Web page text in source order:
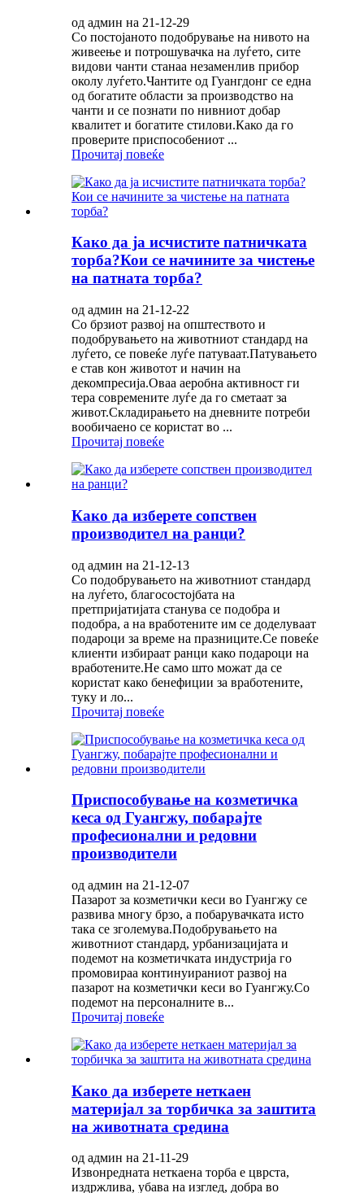
од админ на 21-12-29
Со постојаното подобрување на нивото на
живеење и потрошувачка на луѓето, сите
видови чанти станаа незаменлив прибор
околу луѓето.Чантите од Гуангдонг се една
од богатите области за производство на
чанти и се познати по нивниот добар
квалитет и богатите стилови.Како да го
проверите приспособениот ...
Прочитај повеќе
Како да ја исчистите патничката
торба?Кои се начините за чистење
на патната торба?
од админ на 21-12-22
Со брзиот развој на општеството и
подобрувањето на животниот стандард на
луѓето, се повеќе луѓе патуваат.Патувањето
е став кон животот и начин на
декомпресија.Оваа аеробна активност ги
тера современите луѓе да го сметаат за
живот.Складирањето на дневните потреби
вообичаено се користат во ...
Прочитај повеќе
Како да изберете сопствен
производител на ранци?
од админ на 21-12-13
Со подобрувањето на животниот стандард
на луѓето, благосостојбата на
претпријатијата станува се подобра и
подобра, а на вработените им се доделуваат
подароци за време на празниците.Се повеќе
клиенти избираат ранци како подароци на
вработените.Не само што можат да се
користат како бенефиции за вработените,
туку и ло...
Прочитај повеќе
Приспособување на козметичка
кеса од Гуангжу, побарајте
професионални и редовни
производители
од админ на 21-12-07
Пазарот за козметички кеси во Гуангжу се
развива многу брзо, а побарувачката исто
така се зголемува.Подобрувањето на
животниот стандард, урбанизацијата и
подемот на козметичката индустрија го
промовираа континуираниот развој на
пазарот на козметички кеси во Гуангжу.Со
подемот на персоналните в...
Прочитај повеќе
Како да изберете неткаен
материјал за торбичка за заштита
на животната средина
од админ на 21-11-29
Извонредната неткаена торба е цврста,
издржлива, убава на изглед, добра во